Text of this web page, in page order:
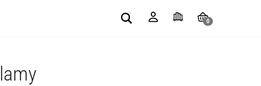
Search
0